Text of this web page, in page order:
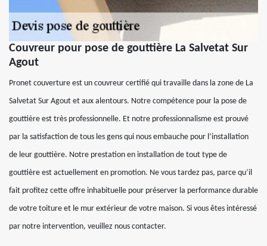
Couvreur pour pose de gouttière La Salvetat Sur
Agout
Pronet couverture est un couvreur certifié qui travaille dans la zone de La
Salvetat Sur Agout et aux alentours. Notre compétence pour la pose de
gouttière est très professionnelle. Et notre professionnalisme est prouvé
par la satisfaction de tous les gens qui nous embauche pour l’installation
de leur gouttière. Notre prestation en installation de tout type de
gouttière est actuellement en promotion. Ne vous tardez pas, parce qu’il
fait profitez cette offre inhabituelle pour préserver la performance durable
de votre toiture et le mur extérieur de votre maison. Si vous êtes intéressé
par notre intervention, veuillez nous contacter.